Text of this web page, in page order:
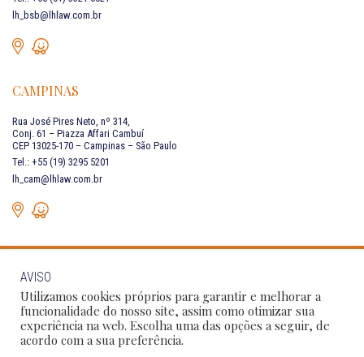
lh_bsb@lhlaw.com.br
CAMPINAS
Rua José Pires Neto, nº 314,
Conj. 61 – Piazza Affari Cambuí
CEP 13025-170 – Campinas – São Paulo
Tel.: +55 (19) 3295 5201
lh_cam@lhlaw.com.br
FALE CONOSCO
Siga as nossas redes sociais:
AVISO
Utilizamos cookies próprios para garantir e melhorar a
funcionalidade do nosso site, assim como otimizar sua
experiência na web. Escolha uma das opções a seguir, de
acordo com a sua preferência.